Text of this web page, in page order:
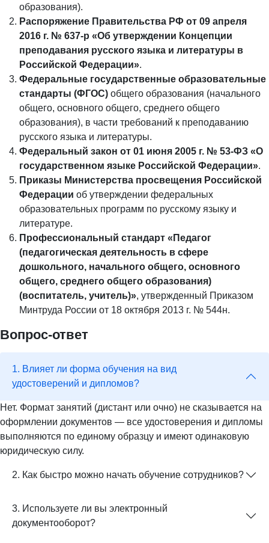
образования).
Распоряжение Правительства РФ от 09 апреля
2016 г. № 637-р «Об утверждении Концепции
преподавания русского языка и литературы в
Российской Федерации».
Федеральные государственные образовательные
стандарты (ФГОС) общего образования (начального
общего, основного общего, среднего общего
образования), в части требований к преподаванию
русского языка и литературы.
Федеральный закон от 01 июня 2005 г. № 53-ФЗ «О
государственном языке Российской Федерации».
Приказы Министерства просвещения Российской
Федерации об утверждении федеральных
образовательных программ по русскому языку и
литературе.
Профессиональный стандарт «Педагог
(педагогическая деятельность в сфере
дошкольного, начального общего, основного
общего, среднего общего образования)
(воспитатель, учитель)», утвержденный Приказом
Минтруда России от 18 октября 2013 г. № 544н.
Вопрос-ответ
1. Влияет ли форма обучения на вид
удостоверений и дипломов?
Нет. Формат занятий (дистант или очно) не сказывается на
оформлении документов — все удостоверения и дипломы
выполняются по единому образцу и имеют одинаковую
юридическую силу.
2. Как быстро можно начать обучение сотрудников?
3. Используете ли вы электронный
документооборот?